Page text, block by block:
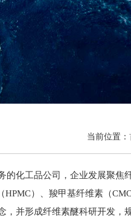
当前位置：
化工品公司，企业发展聚焦
）、羧甲基纤维素（
，并形成纤维素醚科研开发，